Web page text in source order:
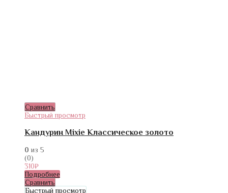
Сравнить
Быстрый просмотр
Кандурин Mixie Классическое золото
0 из 5
(0)
310₽
Подробнее
Сравнить
Быстрый просмотр